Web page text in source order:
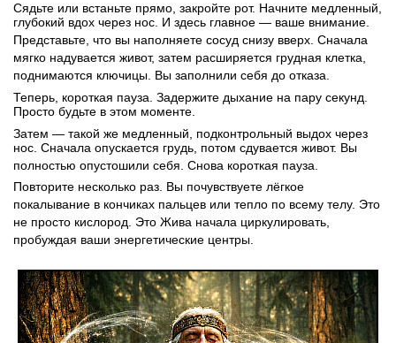
Сядьте или встаньте прямо, закройте рот. Начните медленный,
глубокий вдох через нос. И здесь главное — ваше внимание.
Представьте, что вы наполняете сосуд снизу вверх. Сначала
мягко надувается живот, затем расширяется грудная клетка,
поднимаются ключицы. Вы заполнили себя до отказа.
Теперь, короткая пауза. Задержите дыхание на пару секунд.
Просто будьте в этом моменте.
Затем — такой же медленный, подконтрольный выдох через
нос. Сначала опускается грудь, потом сдувается живот. Вы
полностью опустошили себя. Снова короткая пауза.
Повторите несколько раз. Вы почувствуете лёгкое
покалывание в кончиках пальцев или тепло по всему телу. Это
не просто кислород. Это Жива начала циркулировать,
пробуждая ваши энергетические центры.